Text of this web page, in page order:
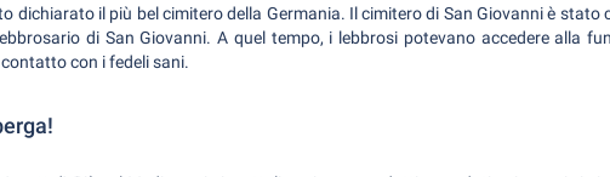
dichiarato il più bel cimitero della Germania. Il cimitero di San Giovanni è stato
di San Giovanni. A quel tempo, i lebbrosi potevano accedere alla
con i fedeli sani.